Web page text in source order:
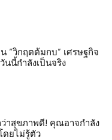
“วิกฤตต้มกบ” เศรษฐกิจ
นนี้กำลังเป็นจริง
าสุขภาพดี! คุณอาจกำลัง
ดยไม่รู้ตัว